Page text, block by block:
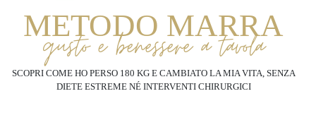
METODO MARRA
gusto e benessere a tavola
SCOPRI COME HO PERSO 180 KG E CAMBIATO LA MIA VITA, SENZA
DIETE ESTREME NÉ INTERVENTI CHIRURGICI